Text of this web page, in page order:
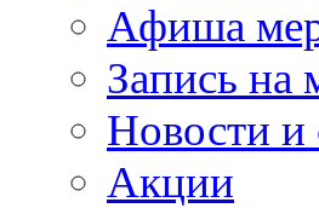
Афиша
Запись на
Новости и
Акции